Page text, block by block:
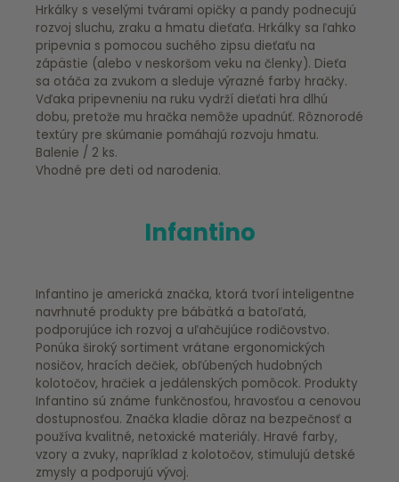
Hrkálky s veselými tvárami opičky a pandy podnecujú
rozvoj sluchu, zraku a hmatu dieťaťa. Hrkálky sa ľahko
pripevnia s pomocou suchého zipsu dieťaťu na
zápästie (alebo v neskoršom veku na členky). Dieťa
sa otáča za zvukom a sleduje výrazné farby hračky.
Vďaka pripevneniu na ruku vydrží dieťati hra dlhú
dobu, pretože mu hračka nemôže upadnúť. Rôznorodé
textúry pre skúmanie pomáhajú rozvoju hmatu.
Balenie / 2 ks.
Vhodné pre deti od narodenia.
Infantino
Infantino je americká značka, ktorá tvorí inteligentne
navrhnuté produkty pre bábätká a batoľatá,
podporujúce ich rozvoj a uľahčujúce rodičovstvo.
Ponúka široký sortiment vrátane ergonomických
nosičov, hracích dečiek, obľúbených hudobných
kolotočov, hračiek a jedálenských pomôcok. Produkty
Infantino sú známe funkčnosťou, hravosťou a cenovou
dostupnosťou. Značka kladie dôraz na bezpečnosť a
používa kvalitné, netoxické materiály. Hravé farby,
vzory a zvuky, napríklad z kolotočov, stimulujú detské
zmysly a podporujú vývoj.